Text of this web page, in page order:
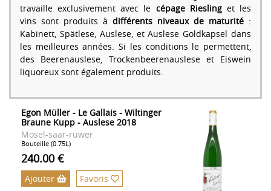
travaille exclusivement avec le cépage Rieslinget les
vins sont produits à différents niveaux de maturité :
Kabinett, Spätlese, Auslese, et Auslese Goldkapsel dans
les meilleures années. Si les conditions le permettent,
des Beerenauslese, Trockenbeerenauslese et Eiswein
liquoreux sont également produits.
Egon Müller - Le Gallais - Wiltinger
Braune Kupp - Auslese 2018
Mosel-saar-ruwer
Bouteille (0.75L)
240.00 €
Ajouter Favoris